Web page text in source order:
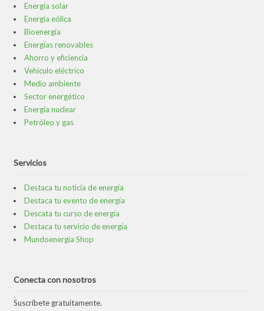
Energía solar
Energía eólica
Bioenergía
Energías renovables
Ahorro y eficiencia
Vehículo eléctrico
Medio ambiente
Sector energético
Energía nuclear
Petróleo y gas
Servicios
Destaca tu noticia de energía
Destaca tu evento de energía
Descata tu curso de energía
Destaca tu servicio de energía
Mundoenergia Shop
Conecta con nosotros
Suscríbete gratuitamente.